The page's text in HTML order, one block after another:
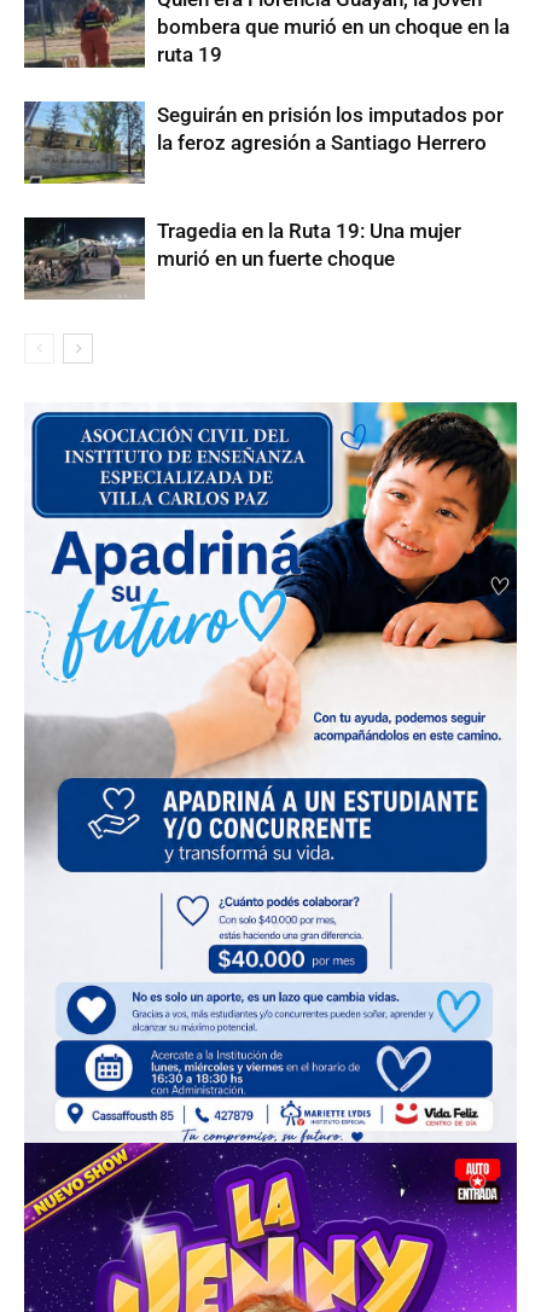
bombera que murió en un choque en la
ruta 19
Seguirán en prisión los imputados por
la feroz agresión a Santiago Herrero
Tragedia en la Ruta 19: Una mujer
murió en un fuerte choque